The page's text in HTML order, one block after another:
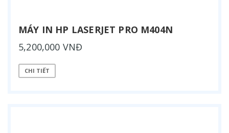
MÁY IN HP LASERJET PRO M404N
5,200,000 VNĐ
CHI TIẾT